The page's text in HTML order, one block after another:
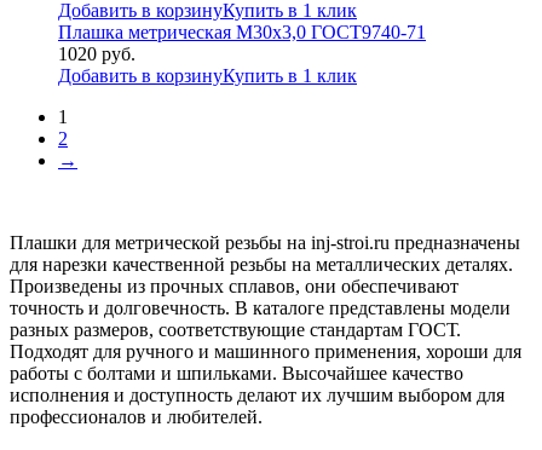
Добавить в корзинуКупить в 1 клик
Плашка метрическая М30х3,0 ГОСТ9740-71
1020 руб.
Добавить в корзинуКупить в 1 клик
1
2
→
Плашки для метрической резьбы на inj-stroi.ru предназначены
для нарезки качественной резьбы на металлических деталях.
Произведены из прочных сплавов, они обеспечивают
точность и долговечность. В каталоге представлены модели
разных размеров, соответствующие стандартам ГОСТ.
Подходят для ручного и машинного применения, хороши для
работы с болтами и шпильками. Высочайшее качество
исполнения и доступность делают их лучшим выбором для
профессионалов и любителей.